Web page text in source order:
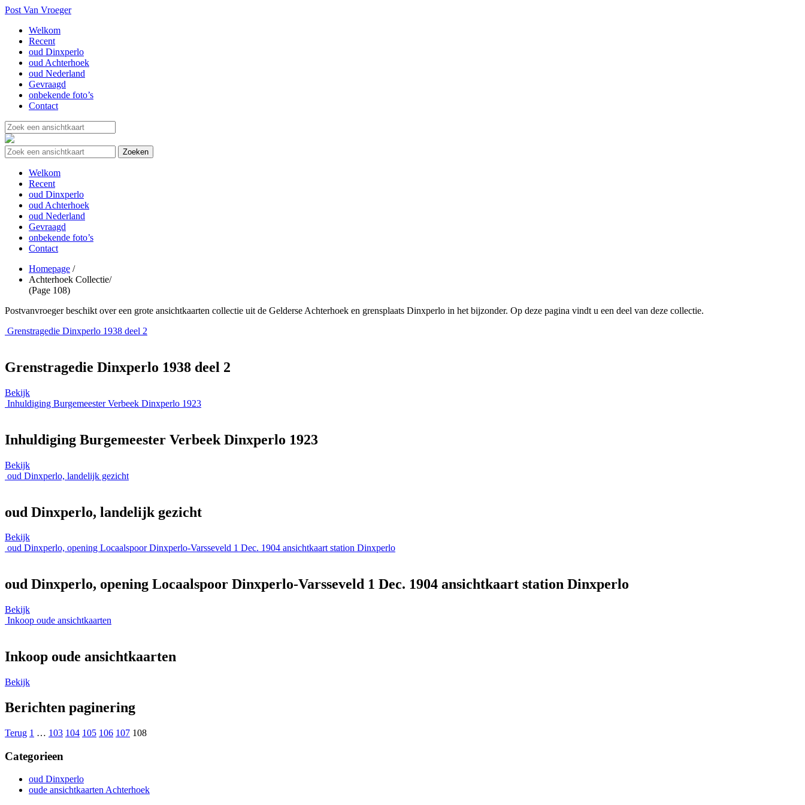
Post Van Vroeger
Welkom
Recent
oud Dinxperlo
oud Achterhoek
oud Nederland
Gevraagd
onbekende foto’s
Contact
Welkom
Recent
oud Dinxperlo
oud Achterhoek
oud Nederland
Gevraagd
onbekende foto’s
Contact
Homepage /
Achterhoek Collectie/
(Page 108)
Postvanvroeger beschikt over een grote ansichtkaarten collectie uit de Gelderse Achterhoek en grensplaats Dinxperlo in het bijzonder. Op deze pagina vindt u een deel van deze collectie.
Grenstragedie Dinxperlo 1938 deel 2
Grenstragedie Dinxperlo 1938 deel 2
Bekijk
Inhuldiging Burgemeester Verbeek Dinxperlo 1923
Inhuldiging Burgemeester Verbeek Dinxperlo 1923
Bekijk
oud Dinxperlo, landelijk gezicht
oud Dinxperlo, landelijk gezicht
Bekijk
oud Dinxperlo, opening Locaalspoor Dinxperlo-Varsseveld 1 Dec. 1904 ansichtkaart station Dinxperlo
oud Dinxperlo, opening Locaalspoor Dinxperlo-Varsseveld 1 Dec. 1904 ansichtkaart station Dinxperlo
Bekijk
Inkoop oude ansichtkaarten
Inkoop oude ansichtkaarten
Bekijk
Berichten paginering
Terug 1 … 103 104 105 106 107 108
Categorieen
oud Dinxperlo
oude ansichtkaarten Achterhoek